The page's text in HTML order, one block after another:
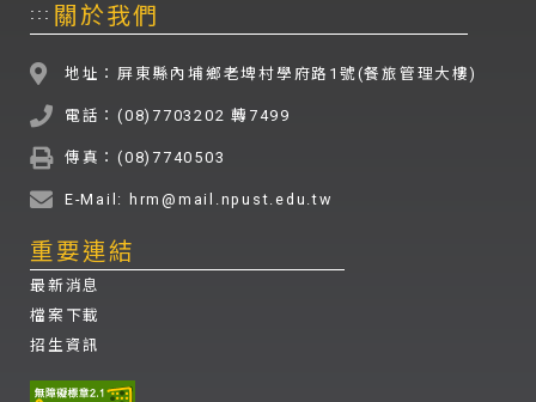
::: 關於我們
地址：屏東縣內埔鄉老埤村學府路1號(餐旅管理大樓)
電話：(08)7703202 轉7499
傳真：(08)7740503
E-Mail: hrm@mail.npust.edu.tw
重要連結
最新消息
檔案下載
招生資訊